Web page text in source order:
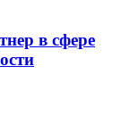
в сфере